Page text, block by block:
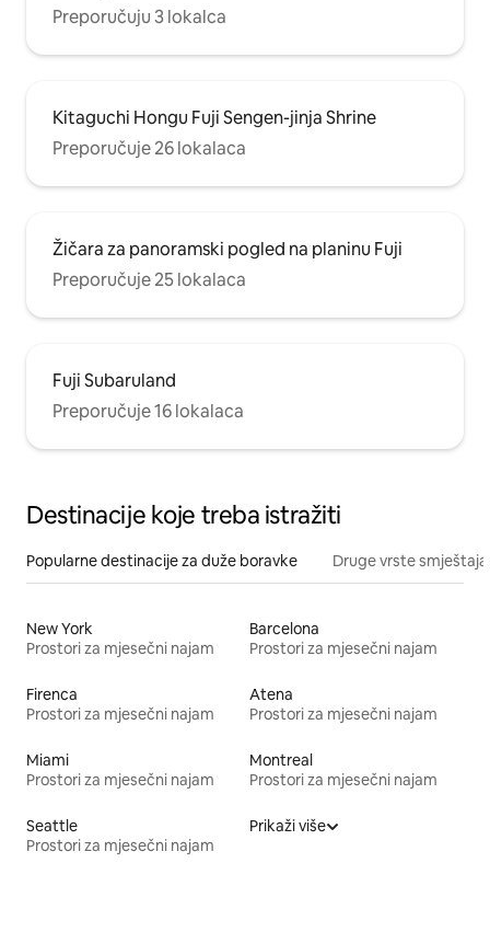
Preporučuju 3 lokalca
Kitaguchi Hongu Fuji Sengen-jinja Shrine
Preporučuje 26 lokalaca
Žičara za panoramski pogled na planinu Fuji
Preporučuje 25 lokalaca
Fuji Subaruland
Preporučuje 16 lokalaca
Destinacije koje treba istražiti
Popularne destinacije za duže boravke Druge vrste smještaja
New York
Prostori za mjesečni najam
Barcelona
Prostori za mjesečni najam
Firenca
Prostori za mjesečni najam
Atena
Prostori za mjesečni najam
Miami
Prostori za mjesečni najam
Montreal
Prostori za mjesečni najam
Seattle
Prostori za mjesečni najam
Prikaži više